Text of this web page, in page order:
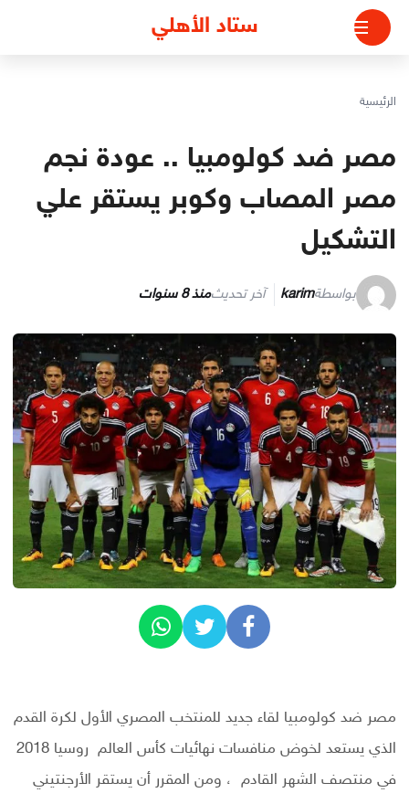
التجاوز
المحتوى
ستاد الأهلي
الرئيسية
مصر ضد كولومبيا .. عودة نجم
مصر المصاب وكوبر يستقر علي
التشكيل
بواسطةkarim آخر تحديثمنذ 8 سنوات
مصر ضد كولومبيا لقاء جديد للمنتخب المصري الأول لكرة القدم
الذي يستعد لخوض منافسات نهائيات كأس العالم روسيا 2018
في منتصف الشهر القادم ، ومن المقرر أن يستقر الأرجنتيني